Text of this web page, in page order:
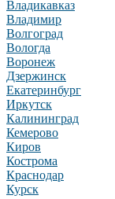
Владикавказ
Владимир
Волгоград
Вологда
Воронеж
Дзержинск
Екатеринбург
Иркутск
Калининград
Кемерово
Киров
Кострома
Краснодар
Курск